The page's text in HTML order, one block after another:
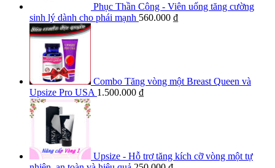
Phục Thần Công - Viên uống tăng cường
sinh lý dành cho phái mạnh 560.000 ₫
Combo Tăng vòng một Breast Queen và
Upsize Pro USA 1.500.000 ₫
Upsize - Hỗ trợ tăng kích cỡ vòng một tự